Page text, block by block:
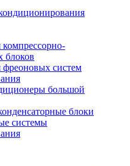
компрессорно-
блоков
фреоновых систем
большой
блоки
системы